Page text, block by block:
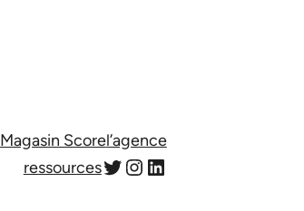
Magasin Scorel’agence
ressourcesTwitter
Instagram
LinkedIn